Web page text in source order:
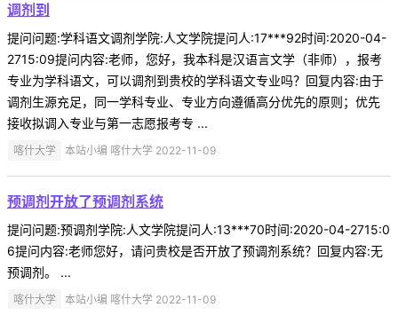
调剂到
提问问题:学科语文调剂学院:人文学院提问人:17***92时间:2020-04-
2715:09提问内容:老师，您好，我本科是汉语言文学（非师），报考
专业为学科语文，可以调剂到贵校的学科语文专业吗？回复内容:由于
调剂生源充足，同一学科专业、专业方向遵循高分优先的原则；优先
接收拟调入专业与第一志愿报考专 ...
喀什大学 本站小编 喀什大学 2022-11-09
预调剂开放了预调剂系统
提问问题:预调剂学院:人文学院提问人:13***70时间:2020-04-2715:0
6提问内容:老师您好，请问贵校是否开放了预调剂系统？回复内容:无
预调剂。 ...
喀什大学 本站小编 喀什大学 2022-11-09